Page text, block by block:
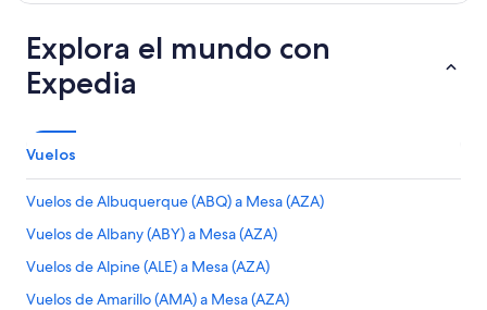
Explora el mundo con
Expedia
Vuelos
Vuelos de Albuquerque (ABQ) a Mesa (AZA)
Vuelos de Albany (ABY) a Mesa (AZA)
Vuelos de Alpine (ALE) a Mesa (AZA)
Vuelos de Amarillo (AMA) a Mesa (AZA)